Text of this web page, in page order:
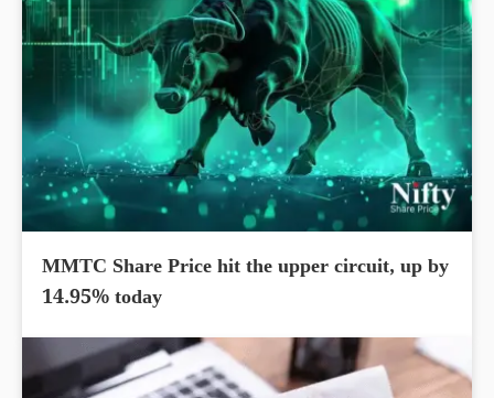
MMTC Share Price hit the upper circuit, up by
14.95% today